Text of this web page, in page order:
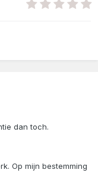
dan toch.
Op mijn bestemming